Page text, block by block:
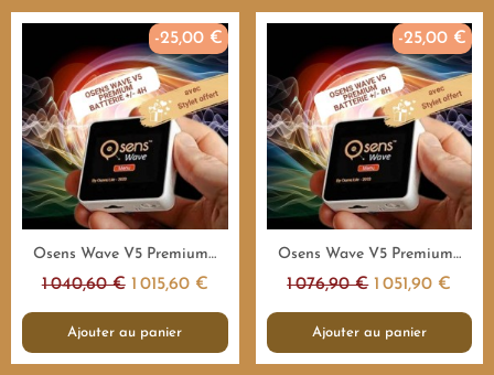
Aperçu rapide
-25,00 €
Osens Wave V5 Premium 1.000.000Hz - 4H - Emetteur fréquences
1 040,60 € 1 015,60 €
Ajouter au panier
Aperçu rapide
-25,00 €
Osens Wave V5 Premium 1.000.000Hz - 8H - Emetteur fréquences
1 076,90 € 1 051,90 €
Ajouter au panier